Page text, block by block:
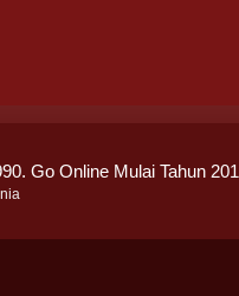
Go Online Mulai Tahun